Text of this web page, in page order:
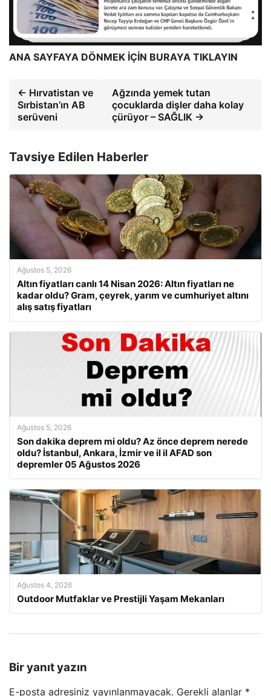
ANA SAYFAYA DÖNMEK İÇİN BURAYA TIKLAYIN
← Hırvatistan ve
Sırbistan’ın AB
serüveni
Ağzında yemek tutan
çocuklarda dişler daha kolay
çürüyor – SAĞLIK →
Tavsiye Edilen Haberler
Ağustos 5, 2026
Altın fiyatları canlı 14 Nisan 2026: Altın fiyatları ne
kadar oldu? Gram, çeyrek, yarım ve cumhuriyet altını
alış satış fiyatları
Ağustos 5, 2026
Son dakika deprem mi oldu? Az önce deprem nerede
oldu? İstanbul, Ankara, İzmir ve il il AFAD son
depremler 05 Ağustos 2026
Ağustos 4, 2026
Outdoor Mutfaklar ve Prestijli Yaşam Mekanları
Bir yanıt yazın
E-posta adresiniz yayınlanmayacak. Gerekli alanlar *